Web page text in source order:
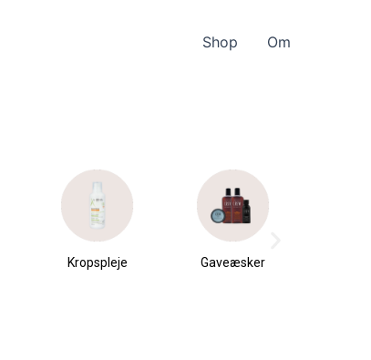
Shop Om
Kropspleje Gaveæsker